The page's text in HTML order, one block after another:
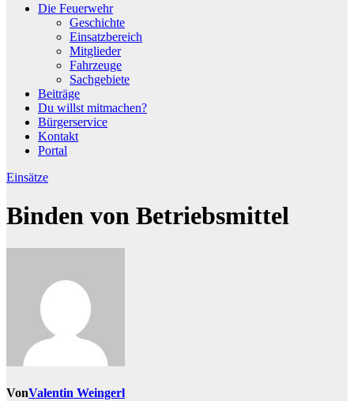
Die Feuerwehr
Geschichte
Einsatzbereich
Mitglieder
Fahrzeuge
Sachgebiete
Beiträge
Du willst mitmachen?
Bürgerservice
Kontakt
Portal
Einsätze
Binden von Betriebsmittel
VonValentin Weingerl